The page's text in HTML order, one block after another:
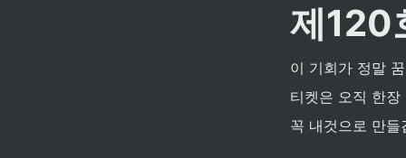
제120
이 기회가 정말
티켓은 오직 한장
꼭 내것으로 만들